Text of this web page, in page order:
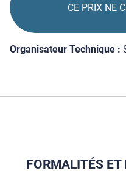
CE PRIX NE
Organisateur Technique :
FORMALITÉS ET